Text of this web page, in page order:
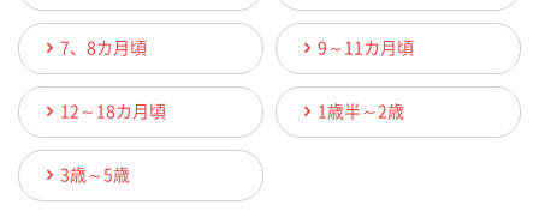
7、8カ月頃 9～11カ月頃
12～18カ月頃 1歳半～2歳
3歳～5歳